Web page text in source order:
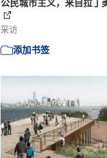
公民城市主义，来自拉丁
采访
添加书签